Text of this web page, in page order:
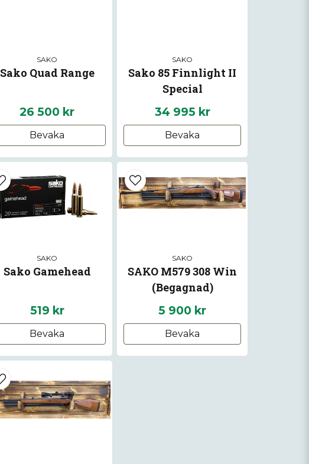
SAKO
Sako Quad Range
26 500 kr
Bevaka
SAKO
Sako 85 Finnlight II
Special
34 995 kr
Bevaka
SAKO
Sako Gamehead
519 kr
Bevaka
SAKO
SAKO M579 308 Win
(Begagnad)
5 900 kr
Bevaka